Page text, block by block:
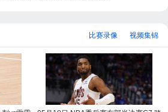
视频集锦
比赛录像